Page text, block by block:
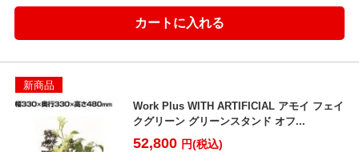
新商品
Work Plus WITH ARTIFICIAL アモイ フェイ
クグリーン グリーンスタンド オフ...
52,800 円(税込)